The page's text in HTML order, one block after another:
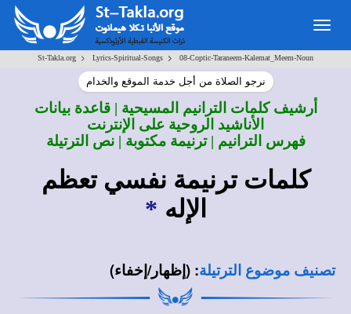
St-Takla.org > Lyrics-Spiritual-Songs > 08-Coptic-Taraneem-Kalemat_Meem-Noun
نرجو الصلاة من أجل خدمة الموقع والخدام
أرشيف كلمات الترانيم المسيحية | قاعدة بيانات
الأناشيد الروحية على الإنترنت
فهرس الترانيم | ترنيمة مكتوبة | نص الترتيلة
كلمات ترنيمة نفسي تعظم
الإله *
تصنيف موضوع الترتيلة: (إظهار/إخفاء)